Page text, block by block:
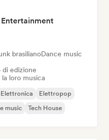
brasilianoDance music
edizione
loro musica
Elettronica
Elettropop
music Tech House